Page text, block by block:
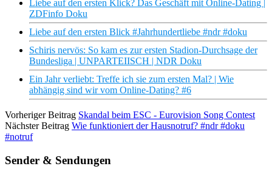
Liebe auf den ersten Klick? Das Geschäft mit Online-Dating |
ZDFinfo Doku
Liebe auf den ersten Blick #Jahrhundertliebe #ndr #doku
Schiris nervös: So kam es zur ersten Stadion-Durchsage der
Bundesliga | UNPARTEIISCH | NDR Doku
Ein Jahr verliebt: Treffe ich sie zum ersten Mal? | Wie
abhängig sind wir vom Online-Dating? #6
Vorheriger Beitrag Skandal beim ESC - Eurovision Song Contest
Nächster Beitrag Wie funktioniert der Hausnotruf? #ndr #doku
#notruf
Sender & Sendungen